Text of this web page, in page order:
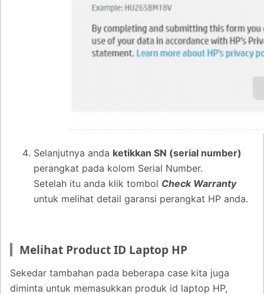
Selanjutnya anda ketikkan SN (serial number)
perangkat pada kolom Serial Number.
Setelah itu anda klik tombol Check Warranty
untuk melihat detail garansi perangkat HP anda.
Melihat Product ID Laptop HP
Sekedar tambahan pada beberapa case kita juga
diminta untuk memasukkan produk id laptop HP,